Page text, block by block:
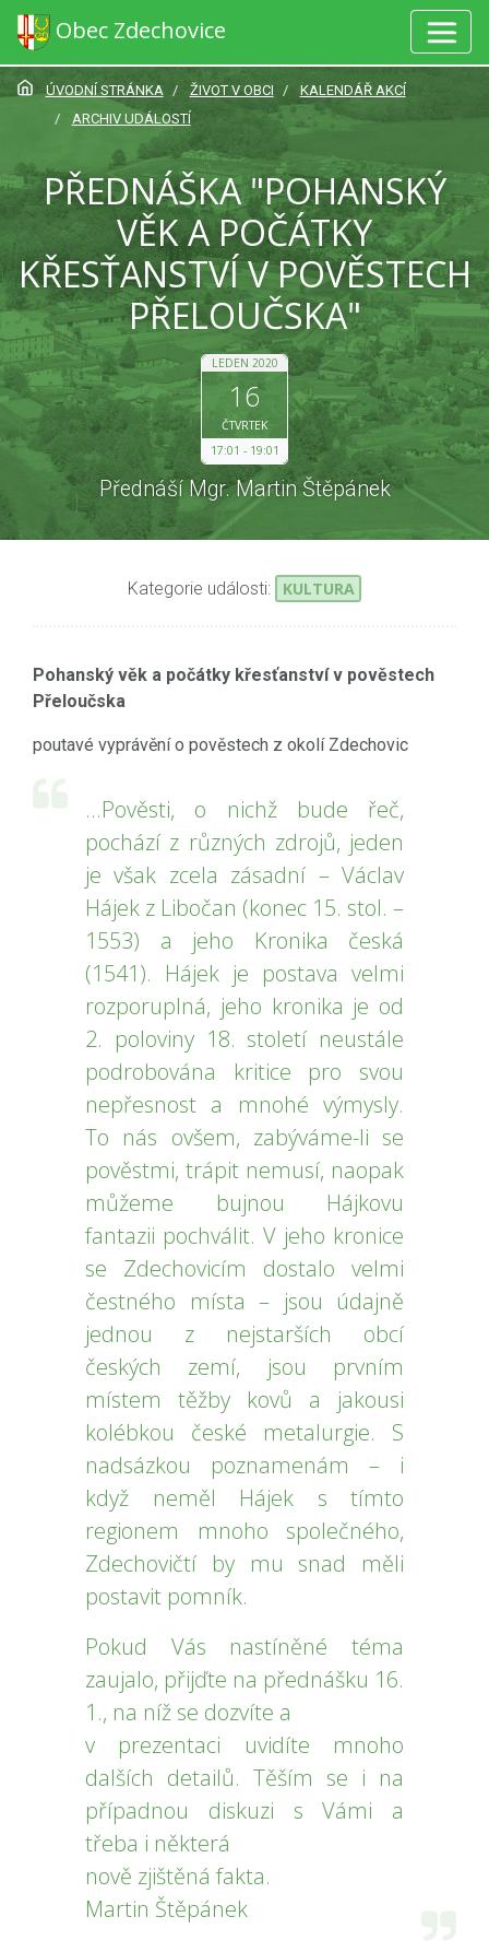
Obec Zdechovice
ÚVODNÍ STRÁNKA ŽIVOT V OBCI
KALENDÁŘ AKCÍ
ARCHIV UDÁLOSTÍ
PŘEDNÁŠKA "POHANSKÝ
VĚK A POČÁTKY
KŘESŤANSTVÍ V POVĚSTECH
PŘELOUČSKA"
LEDEN 2020
16
ČTVRTEK
17:01
19:01
Přednáší Mgr. Martin Štěpánek
Kategorie události: KULTURA
Pohanský věk a počátky křesťanství v pověstech
Přeloučska
poutavé vyprávění o pověstech z okolí Zdechovic
...Pověsti, o nichž bude řeč,
pochází z různých zdrojů, jeden
je však zcela zásadní – Václav
Hájek z Libočan (konec 15. stol. –
1553) a jeho Kronika česká
(1541). Hájek je postava velmi
rozporuplná, jeho kronika je od
2. poloviny 18. století neustále
podrobována kritice pro svou
nepřesnost a mnohé výmysly.
To nás ovšem, zabýváme-li se
pověstmi, trápit nemusí, naopak
můžeme bujnou Hájkovu
fantazii pochválit. V jeho kronice
se Zdechovicím dostalo velmi
čestného místa – jsou údajně
jednou z nejstarších obcí
českých zemí, jsou prvním
místem těžby kovů a jakousi
kolébkou české metalurgie. S
nadsázkou poznamenám – i
když neměl Hájek s tímto
regionem mnoho společného,
Zdechovičtí by mu snad měli
postavit pomník.
Pokud Vás nastíněné téma
zaujalo, přijďte na přednášku 16.
1., na níž se dozvíte a
v prezentaci uvidíte mnoho
dalších detailů. Těším se i na
případnou diskuzi s Vámi a
třeba i některá
nově zjištěná fakta.
Martin Štěpánek